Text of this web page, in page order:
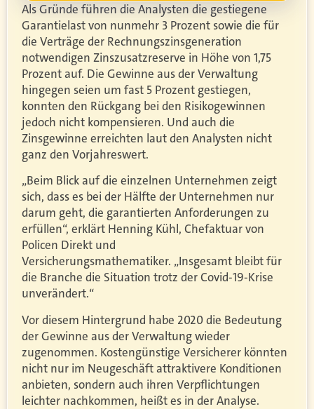
Als Gründe führen die Analysten die gestiegene
Garantielast von nunmehr 3 Prozent sowie die für
die Verträge der Rechnungszinsgeneration
notwendigen Zinszusatzreserve in Höhe von 1,75
Prozent auf. Die Gewinne aus der Verwaltung
hingegen seien um fast 5 Prozent gestiegen,
konnten den Rückgang bei den Risikogewinnen
jedoch nicht kompensieren. Und auch die
Zinsgewinne erreichten laut den Analysten nicht
ganz den Vorjahreswert.
„Beim Blick auf die einzelnen Unternehmen zeigt
sich, dass es bei der Hälfte der Unternehmen nur
darum geht, die garantierten Anforderungen zu
erfüllen“, erklärt Henning Kühl, Chefaktuar von
Policen Direkt und
Versicherungsmathematiker. „Insgesamt bleibt für
die Branche die Situation trotz der Covid-19-Krise
unverändert.“
Vor diesem Hintergrund habe 2020 die Bedeutung
der Gewinne aus der Verwaltung wieder
zugenommen. Kostengünstige Versicherer könnten
nicht nur im Neugeschäft attraktivere Konditionen
anbieten, sondern auch ihren Verpflichtungen
leichter nachkommen, heißt es in der Analyse.